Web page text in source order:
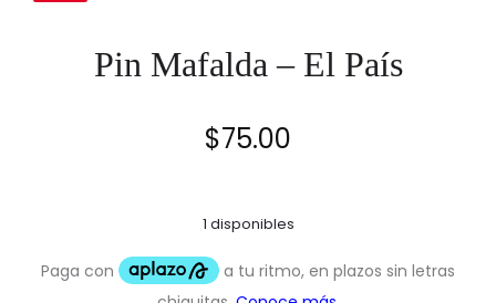
Pin Mafalda – El País
$75.00
1 disponibles